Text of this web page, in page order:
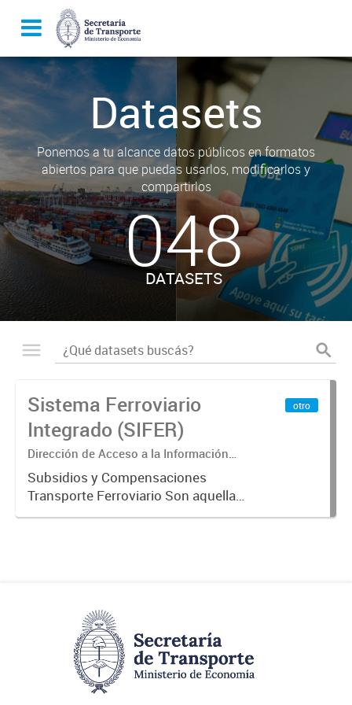
Datasets
Ponemos a tu alcance datos públicos en formatos
abiertos para que puedas usarlos, modificarlos y
compartirlos
048
DATASETS
Sistema Ferroviario
Integrado (SIFER)
Dirección de Acceso a la Información
Pública y Transparencia
Subsidios y Compensaciones
Transporte Ferroviario Son aquellas
transferencias realizadas por la
otro